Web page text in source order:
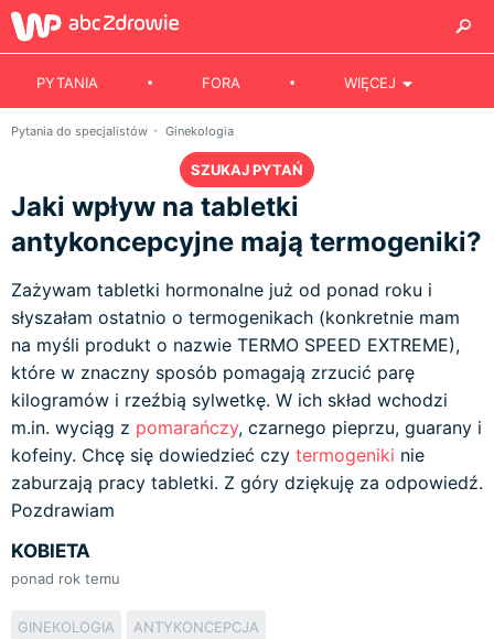
PYTANIA FORA WIĘCEJ
Pytania do specjalistów Ginekologia
SZUKAJ PYTAŃ
Jaki wpływ na tabletki
antykoncepcyjne mają termogeniki?
Zażywam tabletki hormonalne już od ponad roku i
słyszałam ostatnio o termogenikach (konkretnie mam
na myśli produkt o nazwie TERMO SPEED EXTREME),
które w znaczny sposób pomagają zrzucić parę
kilogramów i rzeźbią sylwetkę. W ich skład wchodzi
m.in. wyciąg z pomarańczy, czarnego pieprzu, guarany i
kofeiny. Chcę się dowiedzieć czy termogeniki nie
zaburzają pracy tabletki. Z góry dziękuję za odpowiedź.
Pozdrawiam
KOBIETA
ponad rok temu
GINEKOLOGIA ANTYKONCEPCJA